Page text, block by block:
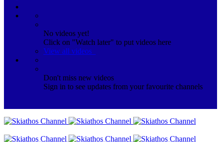
No videos yet!
Click on "Watch later" to put videos here
View all videos
Don't miss new videos
Sign in to see updates from your favourite channels